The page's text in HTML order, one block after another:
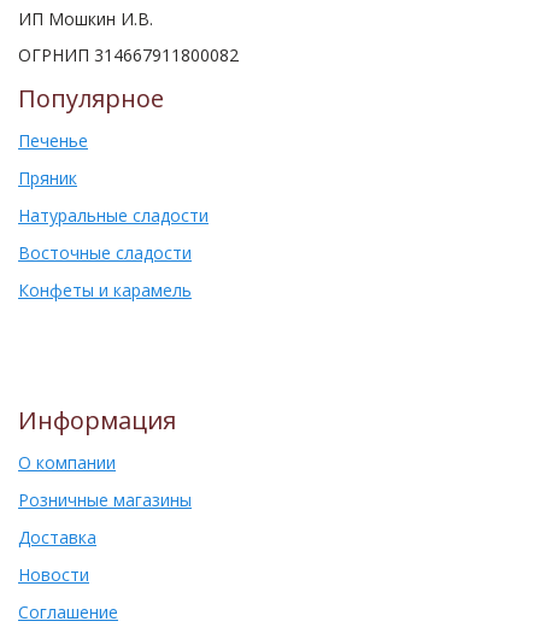
ИП Мошкин И.В.
ОГРНИП 314667911800082
Популярное
Печенье
Пряник
Натуральные сладости
Восточные сладости
Конфеты и карамель
Информация
О компании
Розничные магазины
Доставка
Новости
Соглашение